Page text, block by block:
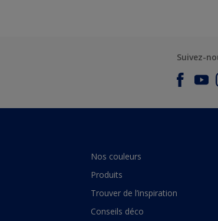
Suivez-
Nos couleurs
Produits
Trouver de l’inspiration
Conseils déco